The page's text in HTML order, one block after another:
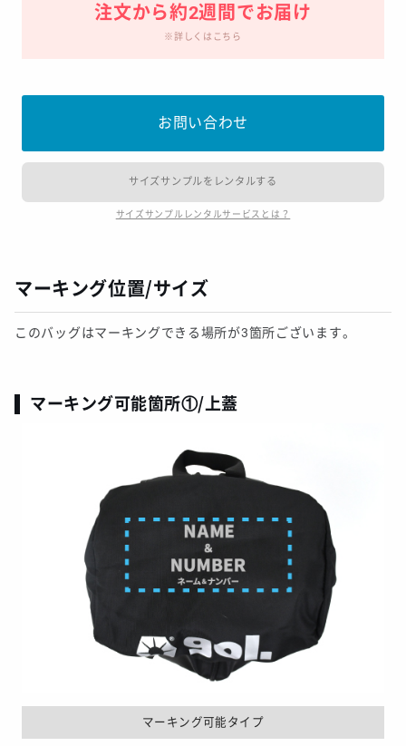
注文から約2週間でお届け
※詳しくはこちら
お問い合わせ
サイズサンプルをレンタルする
サイズサンプルレンタルサービスとは？
マーキング位置/サイズ
このバッグはマーキングできる場所が3箇所ございます。
マーキング可能箇所①/上蓋
マーキング可能タイプ